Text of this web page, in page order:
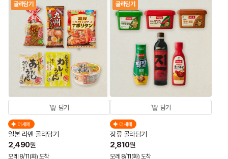
골라담기
담기
더세페
일본 라멘 골라담기
2,490원
모레 8/11(화) 도착
골라담기
담기
더세페
장류 골라담기
2,810원
모레 8/11(화) 도착